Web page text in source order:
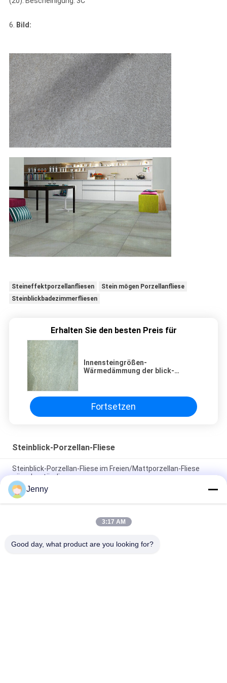
6. Bild:
Steineffektporzellanfliesen
Stein mögen Porzellanfliese
Steinblickbadezimmerfliesen
Erhalten Sie den besten Preis für
Innensteingrößen-
Wärmedämmung der blick-
Fortsetzen
Steinblick-Porzellan-Fliese
Steinblick-Porzellan-Fliese im Freien/Mattporzellan-Fliese
säurebeständig
30 x 60 cm Sandstein-Blick-Porzellan-Fliese glasig-glänzende
Baumaterial-Unterstützung
Rustikale Steinblick-Porzellan-Fliesen-/Stein-Blick-Porzellan-
Jenny
3:17 AM
Good day, what product are you looking for?